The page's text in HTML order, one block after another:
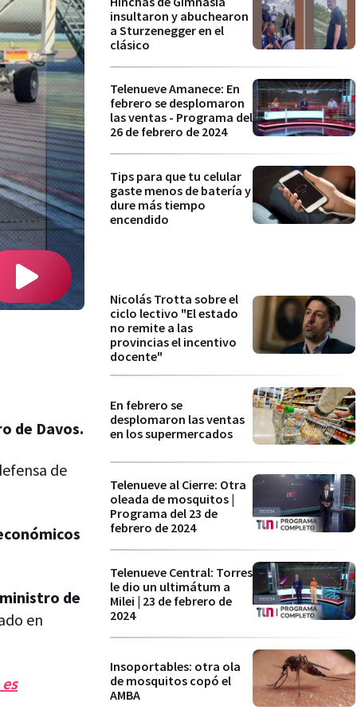
de Davos.
de
de
en
insultaron y abuchearon
a Sturzenegger en el
clásico
Telenueve Amanece: En
febrero se desplomaron
las ventas - Programa del
26 de febrero de 2024
Tips para que tu celular
gaste menos de batería y
dure más tiempo
encendido
Nicolás Trotta sobre el
ciclo lectivo "El estado
no remite a las
provincias el incentivo
docente"
En febrero se
desplomaron las ventas
en los supermercados
Telenueve al Cierre: Otra
oleada de mosquitos |
Programa del 23 de
febrero de 2024
Telenueve Central: Torres
le dio un ultimátum a
Milei | 23 de febrero de
2024
Insoportables: otra ola
de mosquitos copó el
AMBA